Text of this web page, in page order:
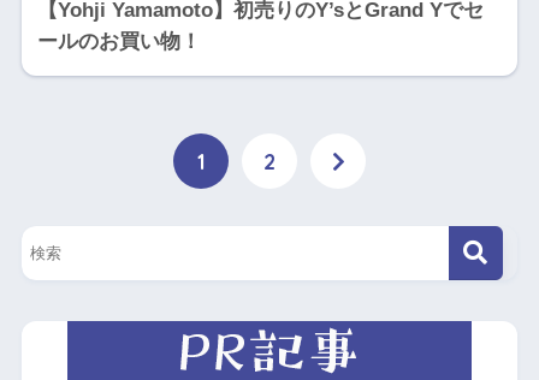
【Yohji Yamamoto】初売りのY’sとGrand Yでセ
ールのお買い物！
1 2